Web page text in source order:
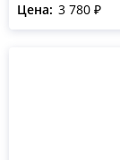
Цена: 3 780 ₽